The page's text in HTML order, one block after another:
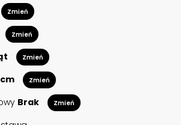
Zmień
Zmień
Zmień
Zmień
Brak Zmień